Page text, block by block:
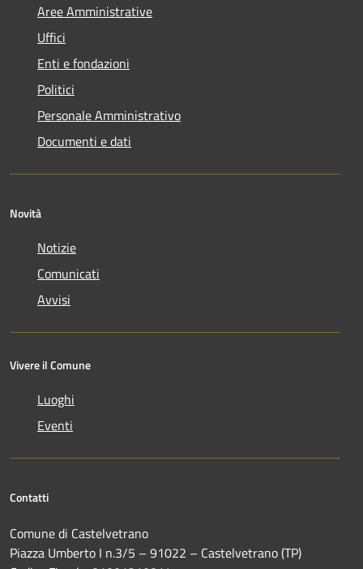
Aree Amministrative
Uffici
Enti e fondazioni
Politici
Personale Amministrativo
Documenti e dati
Novità
Notizie
Comunicati
Avvisi
Vivere il Comune
Luoghi
Eventi
Contatti
Comune di Castelvetrano
Piazza Umberto I n.3/5 – 91022 – Castelvetrano (TP)